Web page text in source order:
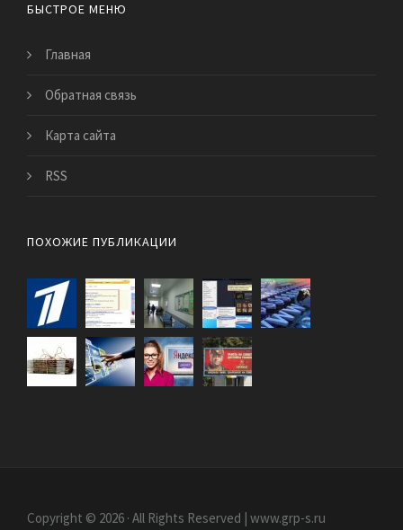
БЫСТРОЕ МЕНЮ
Главная
Обратная связь
Карта сайта
RSS
ПОХОЖИЕ ПУБЛИКАЦИИ
Copyright © 2026 · All Rights Reserved | www.grp-s.ru